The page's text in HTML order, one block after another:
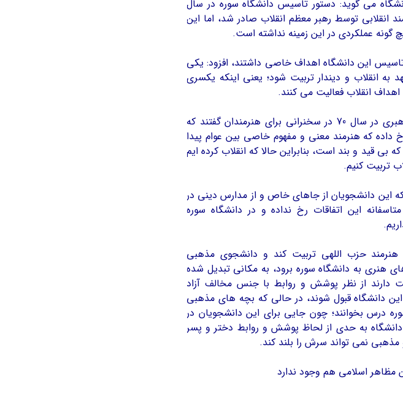
مي گويد: دستور تاسيس دانشگاه سوره در سال
انقلابي توسط رهبر معظم انقلاب صادر شد، اما اين
اين دانشگاه اهداف خاصي داشتند، افزود: يكي
به انقلاب و ديندار تربيت شود؛ يعني اينكه يكسري
انقلاب فعاليت مي كنند.
اين دانشجو در ادامه مي گويد: رهبري در سال 70 در سخنراني براي هنرمندان گفتند كه
رخ داده كه هنرمند معني و مفهوم خاصي بين عوام پيدا
بي قيد و بند است، بنابراين حالا كه انقلاب كرده ايم
تربيت كنيم.
اين دانشجويان از جاهاي خاص و از مدارس ديني در
اين اتفاقات رخ نداده و در دانشگاه سوره
هنرمند حزب اللهي تربيت كند و دانشجوي مذهبي
هنري به دانشگاه سوره برود، به مكاني تبديل شده
از نظر پوشش و روابط با جنس مخالف آزاد
دانشگاه قبول شوند، در حالي كه بچه هاي مذهبي
درس بخوانند؛ چون جايي براي اين دانشجويان در
به حدي از لحاظ پوشش و روابط دختر و پسر
نمي تواند سرش را بلند كند.
مظاهر اسلامي هم وجود ندارد